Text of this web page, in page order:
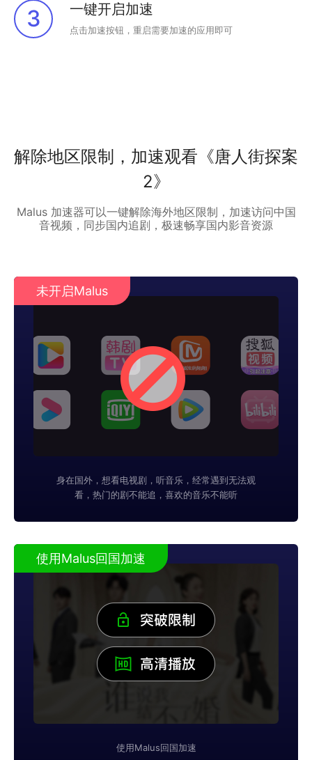
3 一键开启加速
点击加速按钮，重启需要加速的应用即可
解除地区限制，加速观看《唐人街探案
2》
Malus 加速器可以一键解除海外地区限制，加速访问中国
音视频，同步国内追剧，极速畅享国内影音资源
未开启Malus
身在国外，想看电视剧，听音乐，经常遇到无法观
看，热门的剧不能追，喜欢的音乐不能听
使用Malus回国加速
使用Malus回国加速